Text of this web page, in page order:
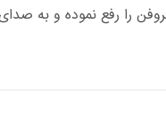
را رفع نموده و به